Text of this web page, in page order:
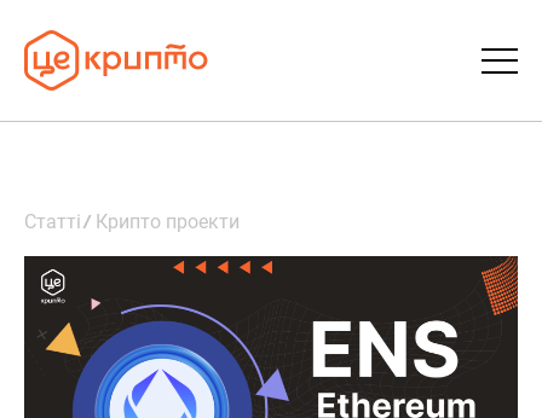
Словник
Донати
Статті Крипто проекти